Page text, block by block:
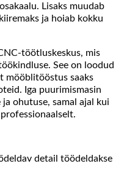
Lisaks muudab
ja hoiab kokku
töötluskeskus, mis
See on loodud
mööblitööstus saaks
Iga puurimismasin
ohutuse, samal ajal kui
detail töödeldakse